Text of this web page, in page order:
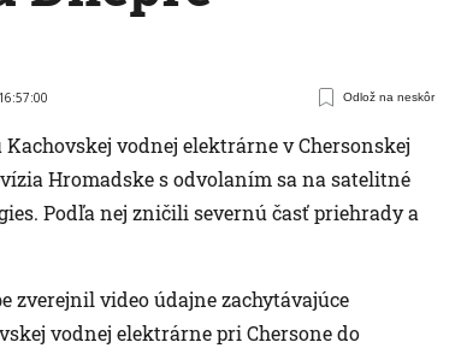
Odlož na neskôr
vodnej elektrárne v Chersonskej
Hromadske s odvolaním sa na satelitné
Podľa nej zničili severnú časť priehrady a
zverejnil video údajne zachytávajúce
vodnej elektrárne pri Chersone do